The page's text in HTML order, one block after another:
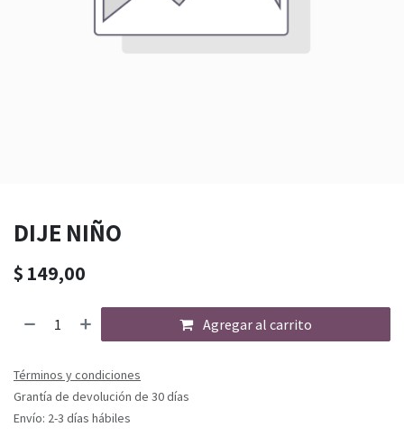
DIJE NIÑO
$ 149,00
Agregar al carrito
Términos y condiciones
Grantía de devolución de 30 días
Envío: 2-3 días hábiles